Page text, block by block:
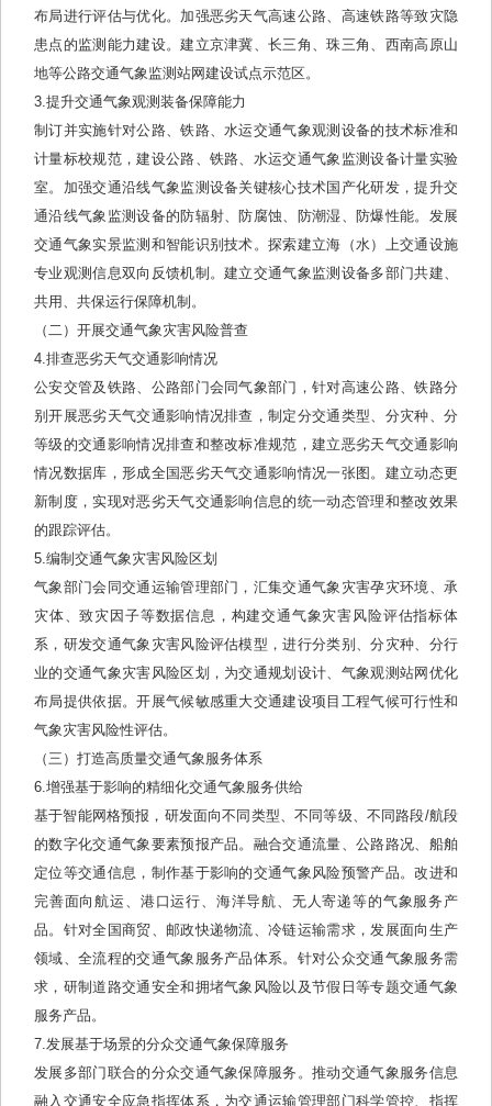
布局进行评估与优化。加强恶劣天气高速公路、高速铁路等致灾隐
患点的监测能力建设。建立京津冀、长三角、珠三角、西南高原山
地等公路交通气象监测站网建设试点示范区。
3.提升交通气象观测装备保障能力
制订并实施针对公路、铁路、水运交通气象观测设备的技术标准和
计量标校规范，建设公路、铁路、水运交通气象监测设备计量实验
室。加强交通沿线气象监测设备关键核心技术国产化研发，提升交
通沿线气象监测设备的防辐射、防腐蚀、防潮湿、防爆性能。发展
交通气象实景监测和智能识别技术。探索建立海（水）上交通设施
专业观测信息双向反馈机制。建立交通气象监测设备多部门共建、
共用、共保运行保障机制。
（二）开展交通气象灾害风险普查
4.排查恶劣天气交通影响情况
公安交管及铁路、公路部门会同气象部门，针对高速公路、铁路分
别开展恶劣天气交通影响情况排查，制定分交通类型、分灾种、分
等级的交通影响情况排查和整改标准规范，建立恶劣天气交通影响
情况数据库，形成全国恶劣天气交通影响情况一张图。建立动态更
新制度，实现对恶劣天气交通影响信息的统一动态管理和整改效果
的跟踪评估。
5.编制交通气象灾害风险区划
气象部门会同交通运输管理部门，汇集交通气象灾害孕灾环境、承
灾体、致灾因子等数据信息，构建交通气象灾害风险评估指标体
系，研发交通气象灾害风险评估模型，进行分类别、分灾种、分行
业的交通气象灾害风险区划，为交通规划设计、气象观测站网优化
布局提供依据。开展气候敏感重大交通建设项目工程气候可行性和
气象灾害风险性评估。
（三）打造高质量交通气象服务体系
6.增强基于影响的精细化交通气象服务供给
基于智能网格预报，研发面向不同类型、不同等级、不同路段/航段
的数字化交通气象要素预报产品。融合交通流量、公路路况、船舶
定位等交通信息，制作基于影响的交通气象风险预警产品。改进和
完善面向航运、港口运行、海洋导航、无人寄递等的气象服务产
品。针对全国商贸、邮政快递物流、冷链运输需求，发展面向生产
领域、全流程的交通气象服务产品体系。针对公众交通气象服务需
求，研制道路交通安全和拥堵气象风险以及节假日等专题交通气象
服务产品。
7.发展基于场景的分众交通气象保障服务
发展多部门联合的分众交通气象保障服务。推动交通气象服务信息
融入交通安全应急指挥体系，为交通运输管理部门科学管控、指挥